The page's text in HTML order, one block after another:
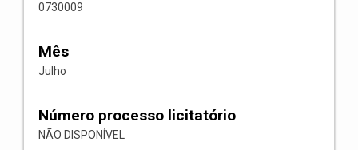
0730009
Mês
Julho
Número processo licitatório
NÃO DISPONÍVEL